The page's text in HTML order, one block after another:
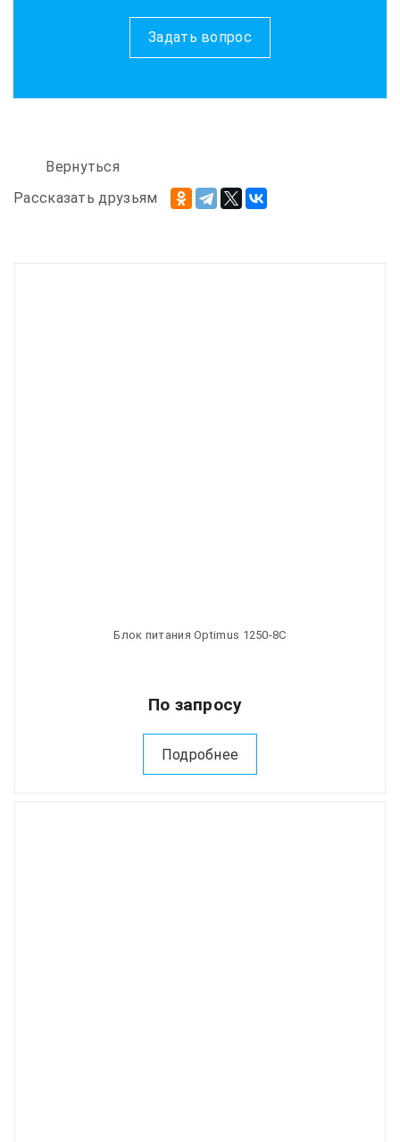
Задать вопрос
Вернуться
Рассказать друзьям
Блок питания Optimus 1250-8C
По запросу
Подробнее